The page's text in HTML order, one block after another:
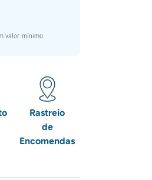
valor mínimo.
Rastreio
de
Encomendas